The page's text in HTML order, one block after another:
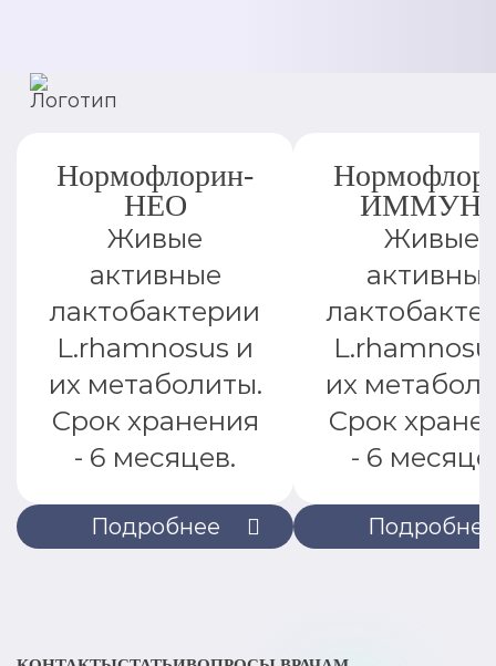
Подробнее
Нормофлорин-
НЕО
Живые
активные
лактобактерии
L.rhamnosus и
их метаболиты.
Срок хранения
- 6 месяцев.
Подробнее
Живые
их
Срок
- 6